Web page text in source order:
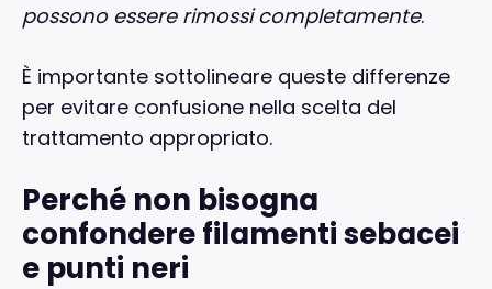
possono essere rimossi completamente.
È importante sottolineare queste differenze
per evitare confusione nella scelta del
trattamento appropriato.
Perché non bisogna
confondere filamenti sebacei
e punti neri